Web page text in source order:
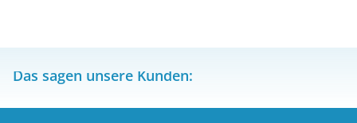
Das sagen unsere Kunden: